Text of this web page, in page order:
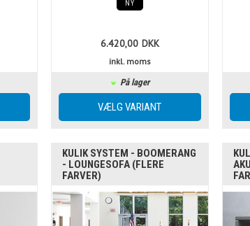
NY
6.420,00 DKK
inkl. moms
På lager
KULIK SYSTEM - BOOMERANG
- LOUNGESOFA (FLERE
FARVER)